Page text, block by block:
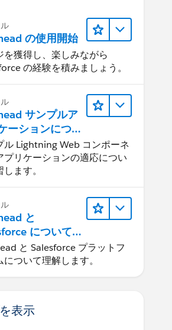
の使用開始
を獲得し、楽しみながら
の経験を積みましょう。
サンプルア
ーションにつ
る
ル Lightning Web コンポーネ
プリケーションの適応につい
ます。
と
について
と Salesforce プラットフ
について理解します。
表示